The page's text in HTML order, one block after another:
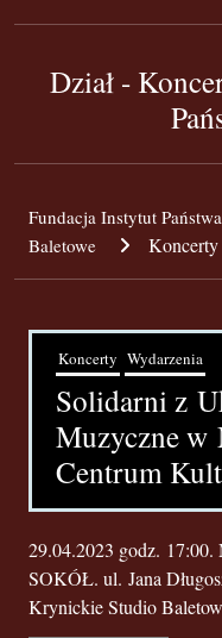
Dział -
Fundacja Instytut
Baletowe
Koncerty
Koncerty Wydarzenia
Solidarni z
Muzyczne w
Centrum
29.04.2023 godz.
SOKÓŁ. ul. Jana
Krynickie Studio